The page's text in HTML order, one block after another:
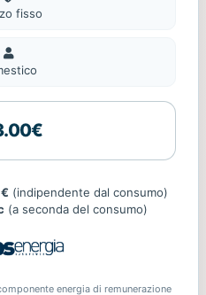
fisso
Domestico
(indipendente dal consumo)
(a seconda del consumo)
energia di remunerazione